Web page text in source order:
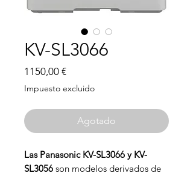
KV-SL3066
1150,00 €Precio
Impuesto excluido
Agotado
Las Panasonic KV-SL3066 y KV-
SL3056 son modelos derivados de